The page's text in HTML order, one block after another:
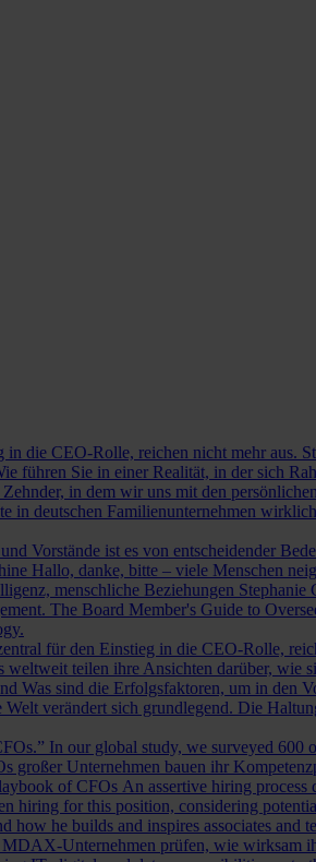
die CEO-Rolle, reichen nicht mehr aus.
führen Sie in einer Realität, in der sich
in dem wir uns mit den
in deutschen Familienunternehmen
Vorstände ist es von entscheidender
Hallo, danke, bitte – viele Menschen
menschliche Beziehungen Stephanie
The Board Member's Guide to
für den Einstieg in die CEO-Rolle,
weltweit teilen ihre Ansichten darüber, wie
Was sind die Erfolgsfaktoren, um in den
Welt verändert sich grundlegend. Die
In our global study, we surveyed
großer Unternehmen bauen ihr
of CFOs An assertive hiring process
hiring for this position, considering
he builds and inspires associates and
Unternehmen prüfen, wie wirksam